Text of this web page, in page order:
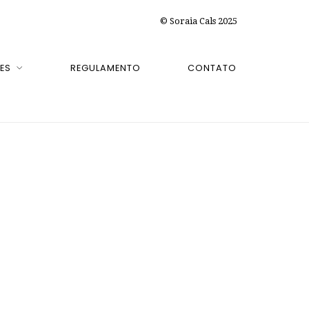
© Soraia Cals 2025
REGULAMENTO CONTATO